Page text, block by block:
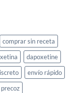
comprar sin receta
dapoxetine
envío rápido